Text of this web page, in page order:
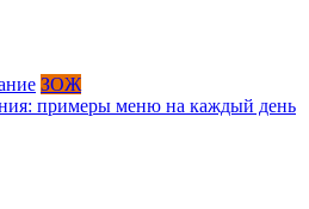
ЗОЖ
примеры меню на каждый день